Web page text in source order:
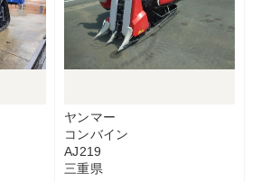
ヤンマー
コンバイン
AJ219
三重県